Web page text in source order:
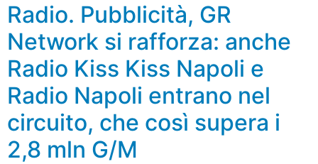
Radio. Pubblicità, GR
Network si rafforza: anche
Radio Kiss Kiss Napoli e
Radio Napoli entrano nel
circuito, che così supera i
2,8 mln G/M